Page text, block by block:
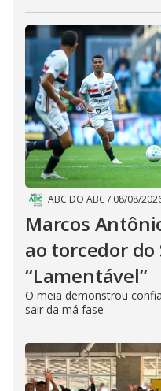
ABC DO ABC / 08/08/
Marcos
ao torcedor do
“Lamentável”
O meia demonstrou
sair da má fase